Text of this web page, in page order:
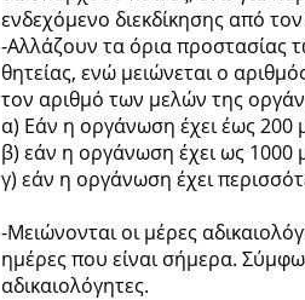
ενδεχόμενο διεκδίκησης από
-Αλλάζουν τα όρια προστασίας
θητείας, ενώ μειώνεται ο
τον αριθμό των μελών της
α) Εάν η οργάνωση έχει έως 200
β) εάν η οργάνωση έχει ως 1000
γ) εάν η οργάνωση έχει
-Μειώνονται οι μέρες
ημέρες που είναι σήμερα.
αδικαιολόγητες.